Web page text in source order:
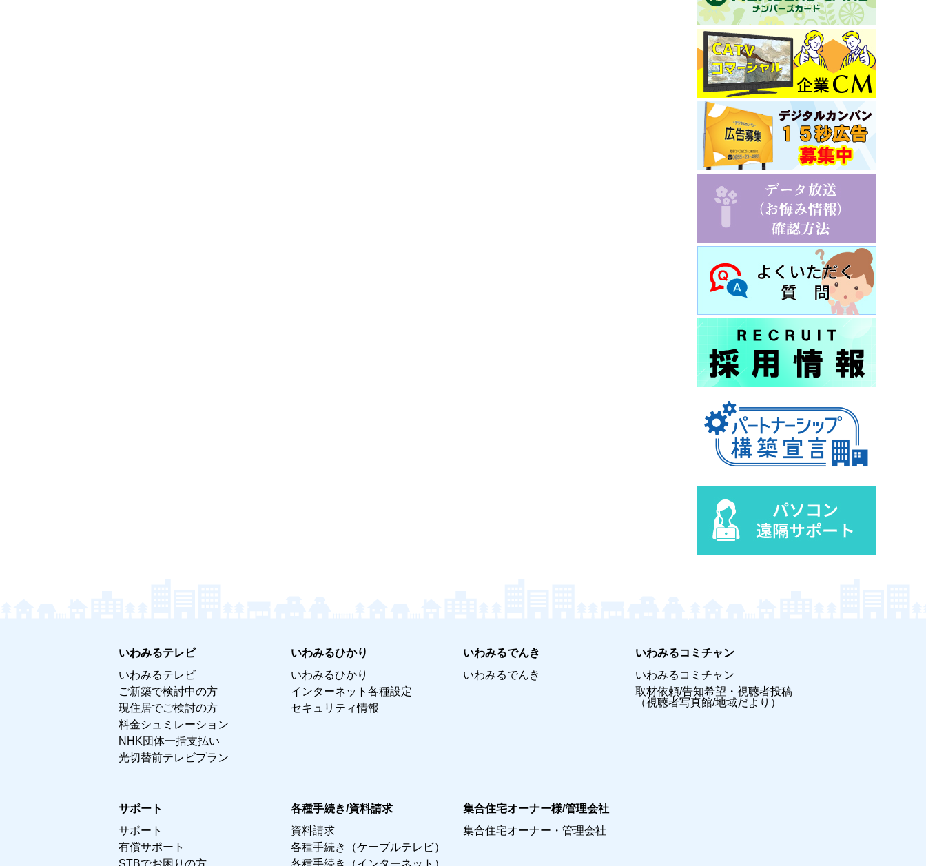
いわみるテレビ
いわみるテレビ
ご新築で検討中の方
現住居でご検討の方
料金シュミレーション
NHK団体一括支払い
光切替前テレビプラン
いわみるひかり
いわみるひかり
インターネット各種設定
セキュリティ情報
いわみるでんき
いわみるでんき
いわみるコミチャン
いわみるコミチャン
取材依頼/告知希望・視聴者投稿
（視聴者写真館/地域だより）
サポート
サポート
有償サポート
STBでお困りの方
各種手続き/資料請求
資料請求
各種手続き（ケーブルテレビ）
各種手続き（インターネット）
集合住宅オーナー様/管理会社
集合住宅オーナー・管理会社